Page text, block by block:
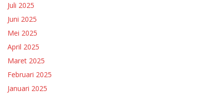
Juli 2025
Juni 2025
Mei 2025
April 2025
Maret 2025
Februari 2025
Januari 2025